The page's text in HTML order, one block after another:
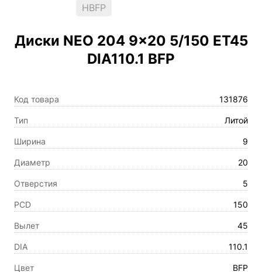
HBFP
Диски NEO 204 9×20 5/150 ET45
DIA110.1 BFP
Код товара 131876
Тип Литой
Ширина 9
Диаметр 20
Отверстия 5
PCD 150
Вылет 45
DIA 110.1
Цвет BFP